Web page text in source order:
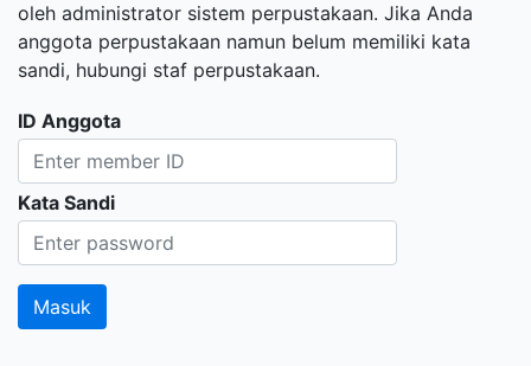
oleh administrator sistem perpustakaan. Jika Anda
anggota perpustakaan namun belum memiliki kata
sandi, hubungi staf perpustakaan.
ID Anggota
Kata Sandi